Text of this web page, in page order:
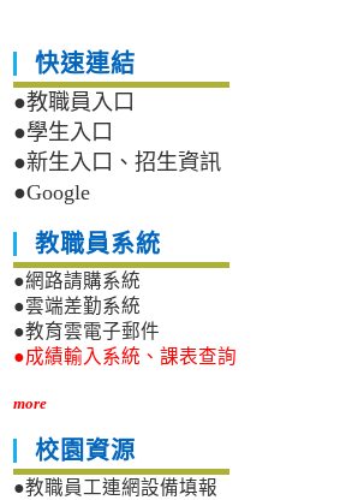
快速連結
●教職員入口
●學生入口
●新生入口、招生資訊
●Google
教職員系統
●網路請購系統
●雲端差勤系統
●教育雲電子郵件
●成績輸入系統、課表查詢
more
校園資源
●教職員工連網設備填報